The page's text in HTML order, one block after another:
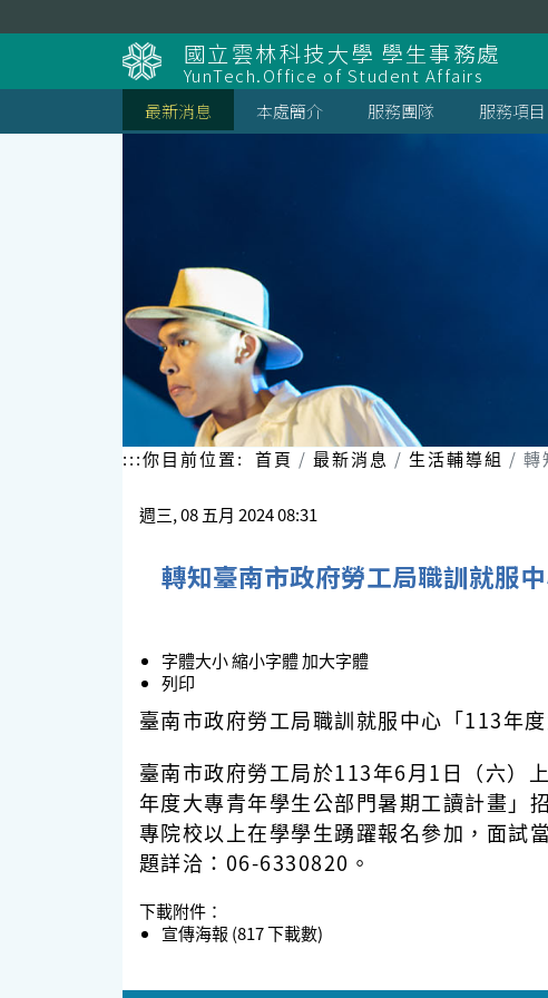
到
主
要
內
容
國立雲林科技大學 學生事務處
YunTech.Office of Student Affairs
最新消息
本處簡介 服務團隊 服務項目
:::你目前位置: 首頁 最新消息 生活輔導組 轉
週三, 08 五月 2024 08:31
轉知臺南市政府勞工局職訓就服
字體大小縮小字體加大字體
列印
臺南市政府勞工局職訓就服中心「113年
臺南市政府勞工局於113年6月1日（六）
年度大專青年學生公部門暑期工讀計畫」
專院校以上在學學生踴躍報名參加，面試
題詳洽：06-6330820。
下載附件：
宣傳海報 (817 下載數)